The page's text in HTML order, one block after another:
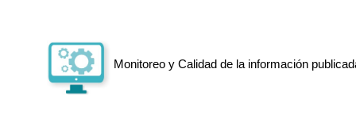
Monitoreo y Calidad de la información